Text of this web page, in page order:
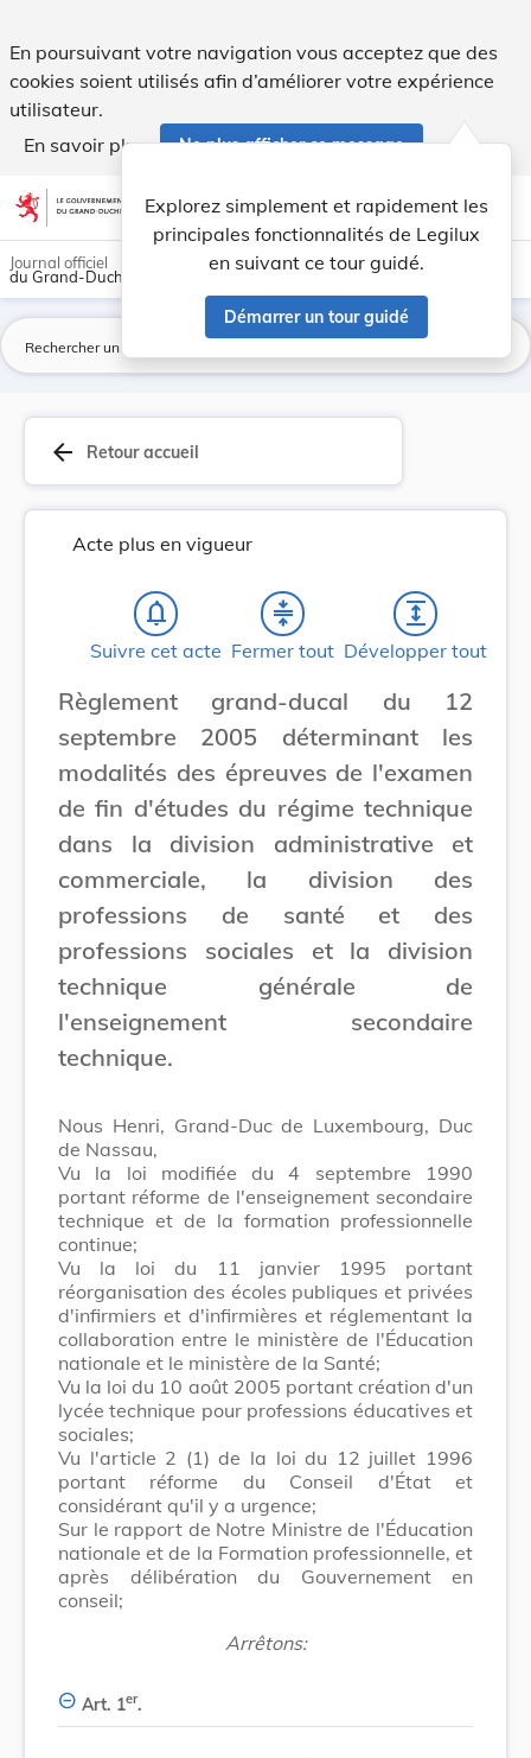
En poursuivant votre navigation vous acceptez que des
cookies soient utilisés afin d’améliorer votre expérience
utilisateur.
En savoir plus
Ne plus afficher ce message
Aller au contenu account_circle help Aide
Explorez simplement et rapidement les
principales fonctionnalités de Legilux
en suivant ce tour guidé.
Démarrer un tour guidé
light_mode dark_mode
Journal officiel
du Grand-Duché de Luxembourg
arrow_back Retour accueil
Acte plus en vigueur
notifications_none
Suivre cet acte
compress
Fermer tout
expand
Développer tout
Règlement grand-ducal du 12
septembre 2005 déterminant les
modalités des épreuves de l'examen
de fin d'études du régime technique
dans la division administrative et
commerciale, la division des
professions de santé et des
professions sociales et la division
technique générale de
l'enseignement secondaire
technique.
Nous Henri, Grand-Duc de Luxembourg, Duc
de Nassau,
Vu la loi modifiée du 4 septembre 1990
portant réforme de l'enseignement secondaire
technique et de la formation professionnelle
continue;
Vu la loi du 11 janvier 1995 portant
réorganisation des écoles publiques et privées
d'infirmiers et d'infirmières et réglementant la
collaboration entre le ministère de l'Éducation
nationale et le ministère de la Santé;
Vu la loi du 10 août 2005 portant création d'un
lycée technique pour professions éducatives et
sociales;
Vu l'article 2 (1) de la loi du 12 juillet 1996
portant réforme du Conseil d'État et
considérant qu'il y a urgence;
Sur le rapport de Notre Ministre de l'Éducation
nationale et de la Formation professionnelle, et
après délibération du Gouvernement en
conseil;
Arrêtons:
Art. 1er.